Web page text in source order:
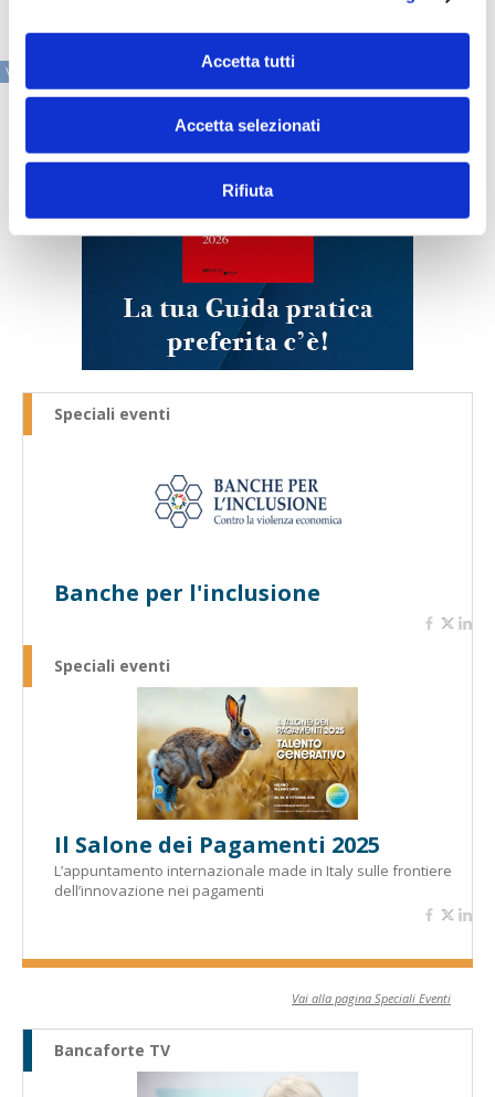
Accetta tutti
Accetta selezionati
Rifiuta
VAI ALLA SEZIONE IN PRIMO PIANO
Speciali eventi
Banche per l'inclusione
Speciali eventi
Il Salone dei Pagamenti 2025
L’appuntamento internazionale made in Italy sulle frontiere
dell’innovazione nei pagamenti
Vai alla pagina Speciali Eventi
Bancaforte TV